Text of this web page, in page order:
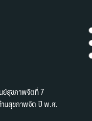
ย์สุขภาพจิตที่ 7
านสุขภาพจิต ปี พ.ศ.